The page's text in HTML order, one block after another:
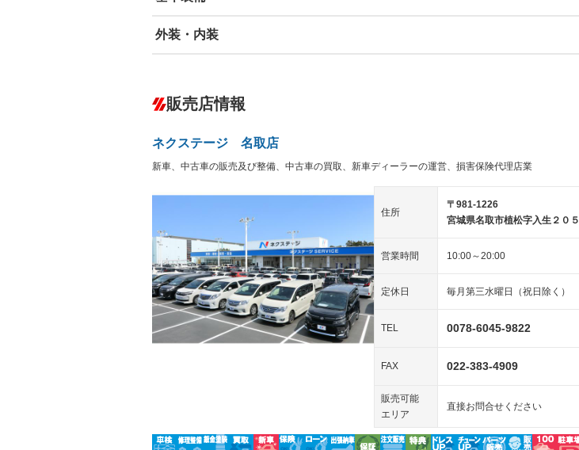
エアバッグ：運転席/助手席
－ ダウンヒルアシストコントロール
Bluetooth接続
外装・内装
オーディオ：CDまたはCDチェンジャー
－
ヘッドライトウォッシャ
ー
－ LEDヘッドランプ － HID(キセノンライト) － ポータブルナビ
ETC エアロ スマートキー
－ ランフラットタイヤ － 3列シート
－ フルフラットシート － チップアップシート オットマン
シートヒーター － ウォークスルー 後席モニター
－ フロントカメラ － シートエアコン
－ ルーフレール － エアサスペンション
販売店情報
ネクステージ 名取店
新車、中古車の販売及び整備、中古車の買取、新車ディーラーの運営、損害保険代理店業
住所
〒981-1226
宮城県名取市植松字入生２０５
営業時間 10:00～20:00
定休日 毎月第三水曜日（祝日除く）
TEL 0078-6045-9822
FAX 022-383-4909
販売可能
エリア
直接お問合せください